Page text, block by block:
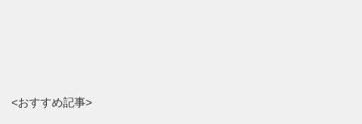
<おすすめ記事>